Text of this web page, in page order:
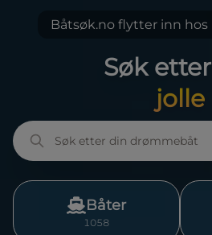
Båtsøk.no flytter inn hos
Søk
Båter
1058